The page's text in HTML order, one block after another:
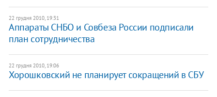
22 грудня 2010, 19:31
Аппараты СНБО и Совбеза России подписали
план сотрудничества
22 грудня 2010, 19:06
Хорошковский не планирует сокращений в СБУ